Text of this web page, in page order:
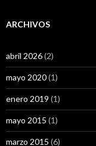
ARCHIVOS
abril 2026(2)
mayo 2020(1)
enero 2019 (1)
mayo 2015 (1)
marzo 2015 (6)